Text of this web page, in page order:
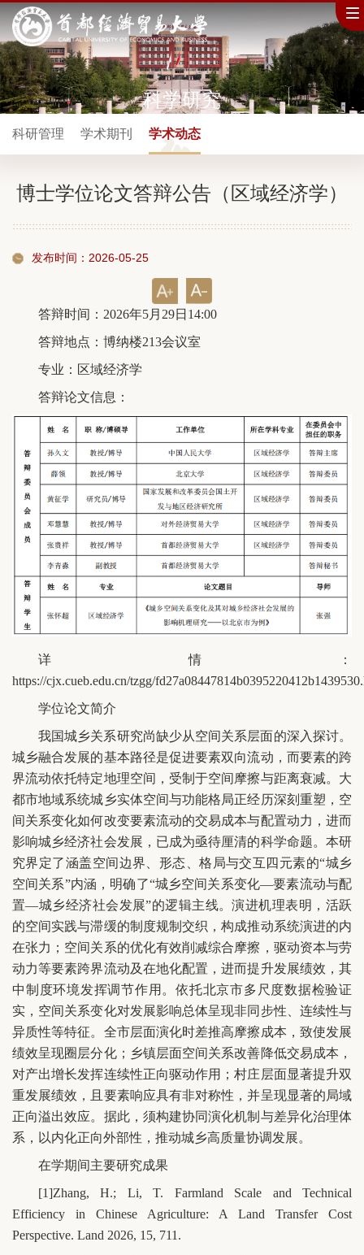
科学研究
科研管理 学术期刊 学术动态
博士学位论文答辩公告（区域经济学）
发布时间：2026-05-25
答辩时间：2026年5月29日14:00
答辩地点：博纳楼213会议室
专业：区域经济学
答辩论文信息：
详情：
https://cjx.cueb.edu.cn/tzgg/
学位论文简介
我国城乡关系研究尚缺少从空间关系层面的深入探讨。
城乡融合发展的基本路径是促进要素双向流动，而要素的跨
界流动依托特定地理空间，受制于空间摩擦与距离衰减。大
都市地域系统城乡实体空间与功能格局正经历深刻重塑，空
间关系变化如何改变要素流动的交易成本与配置动力，进而
影响城乡经济社会发展，已成为亟待厘清的科学命题。本研
究界定了涵盖空间边界、形态、格局与交互四元素的“城乡
空间关系”内涵，明确了“城乡空间关系变化—要素流动与配
置—城乡经济社会发展”的逻辑主线。演进机理表明，活跃
的空间实践与滞缓的制度规制交织，构成推动系统演进的内
在张力；空间关系的优化有效削减综合摩擦，驱动资本与劳
动力等要素跨界流动及在地化配置，进而提升发展绩效，其
中制度环境发挥调节作用。依托北京市多尺度数据检验证
实，空间关系变化对发展影响总体呈现非同步性、连续性与
异质性等特征。全市层面演化时差推高摩擦成本，致使发展
绩效呈现圈层分化；乡镇层面空间关系改善降低交易成本，
对产出增长发挥连续性正向驱动作用；村庄层面显著提升双
重发展绩效，且要素响应具有非对称性，并呈现显著的局域
正向溢出效应。据此，须构建协同演化机制与差异化治理体
系，以内化正向外部性，推动城乡高质量协调发展。
在学期间主要研究成果
[1]Zhang, H.; Li, T. Farmland Scale and Technical
Efficiency in Chinese Agriculture: A Land Transfer Cost
Perspective. Land 2026, 15, 711.